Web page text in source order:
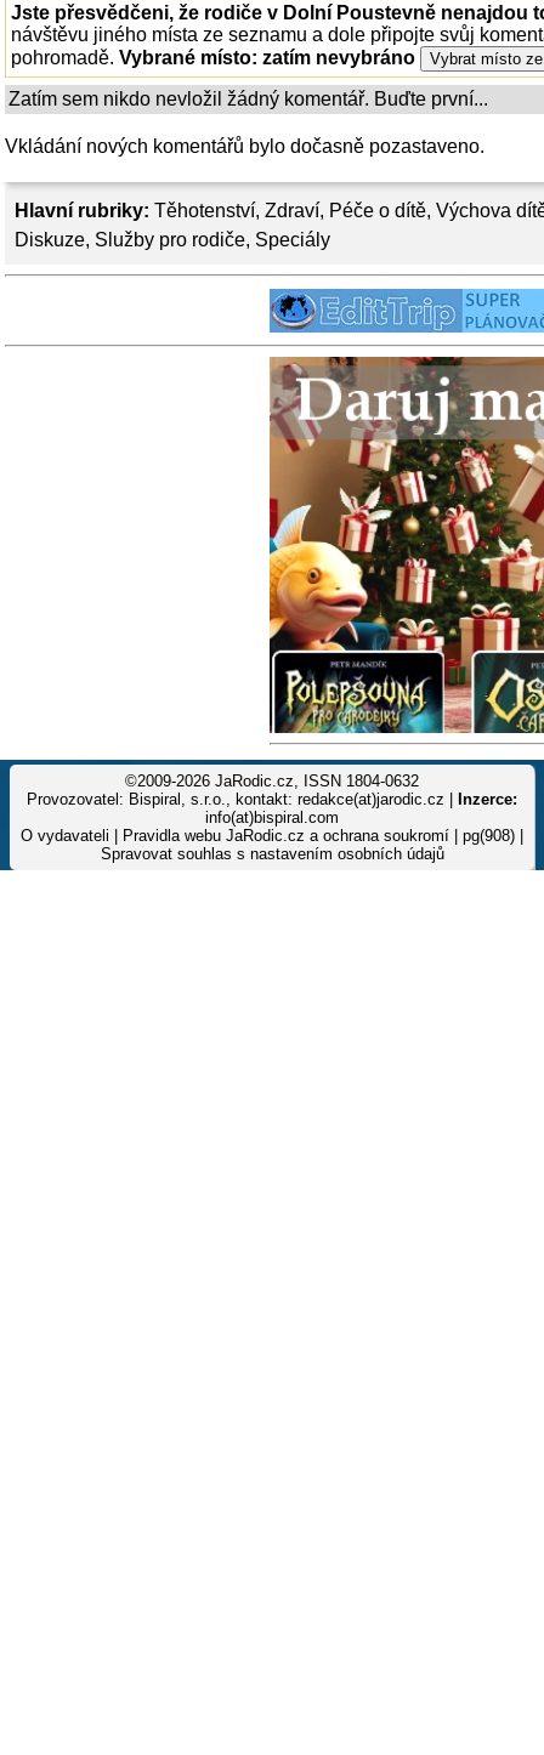
Hlavní rubriky: Těhotenství, Zdraví, Péče o dítě, Výchova
Diskuze, Služby pro rodiče, Speciály
Jste přesvědčeni, že rodiče v Dolní Poustevně nenajdou
návštěvu jiného místa ze seznamu a dole připojte svůj
pohromadě. Vybrané místo: zatím nevybráno
Zatím sem nikdo nevložil žádný komentář. Buďte první...
Vkládání nových komentářů bylo dočasně pozastaveno.
©2009-2026 JaRodic.cz, ISSN 1804-0632
Provozovatel: Bispiral, s.r.o., kontakt: redakce(at)jarodic.cz |
Inzerce:
info(at)bispiral.com
O vydavateli
Pravidla webu JaRodic.cz a ochrana soukromí | pg(908) |
Spravovat souhlas s nastavením osobních údajů